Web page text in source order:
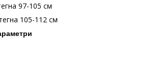
97-105 см
105-112 см